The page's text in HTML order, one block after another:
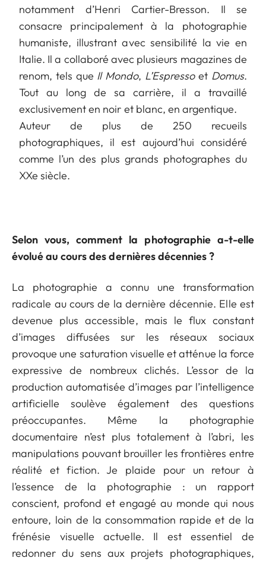
notamment d’Henri Cartier-Bresson. Il se
consacre principalement à la photographie
humaniste, illustrant avec sensibilité la vie en
Italie. Il a collaboré avec plusieurs magazines de
renom, tels que Il Mondo, L’Espressoet Domus.
Tout au long de sa carrière, il a travaillé
exclusivement en noir et blanc, en argentique.
Auteur de plus de 250 recueils
photographiques, il est aujourd’hui considéré
comme l’un des plus grands photographes du
XXe siècle.
Selon vous, comment la photographie a-t-elle
évolué au cours des dernières décennies ?
La photographie a connu une transformation
radicale au cours de la dernière décennie. Elle est
devenue plus accessible, mais le flux constant
d’images diffusées sur les réseaux sociaux
provoque une saturation visuelle et atténue la force
expressive de nombreux clichés. L’essor de la
production automatisée d’images par l’intelligence
artificielle soulève également des questions
préoccupantes. Même la photographie
documentaire n’est plus totalement à l’abri, les
manipulations pouvant brouiller les frontières entre
réalité et fiction. Je plaide pour un retour à
l’essence de la photographie : un rapport
conscient, profond et engagé au monde qui nous
entoure, loin de la consommation rapide et de la
frénésie visuelle actuelle. Il est essentiel de
redonner du sens aux projets photographiques,